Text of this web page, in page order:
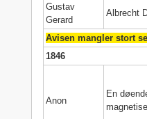
Gustav
Gerard
Albrecht
Avisen mangler stort
1846
Anon
En